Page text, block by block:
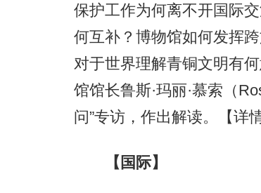
保护工作为何离不开国际
何互补？博物馆如何发挥
对于世界理解青铜文明有
馆馆长鲁斯·玛丽·慕索（
问”专访，作出解读。
【详
【国际】